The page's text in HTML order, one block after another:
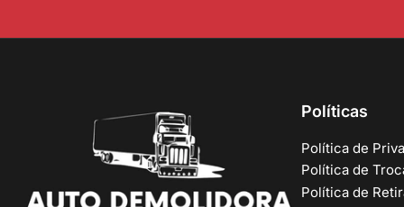
Políticas
Política de
Política de
Política de